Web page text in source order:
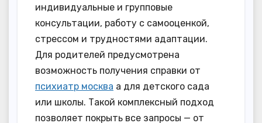
индивидуальные и групповые
консультации, работу с самооценкой,
стрессом и трудностями адаптации.
Для родителей предусмотрена
возможность получения справки от
психиатр москва а для детского сада
или школы. Такой комплексный подход
позволяет покрыть все запросы — от